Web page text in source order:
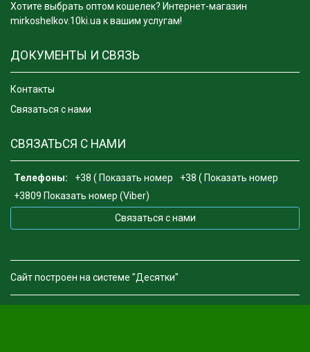
Хотите выбрать оптом кошелек? Интернет-магазин
mirkoshelkov.10ki.ua к вашим услугам!
ДОКУМЕНТЫ И СВЯЗЬ
Контакты
Связаться с нами
СВЯЗАТЬСЯ С НАМИ
Телефоны: +38 ( Показать номер +38 ( Показать номер
+3809 Показать номер (Viber)
Связаться с нами
Сайт построен на системе "Десятки"